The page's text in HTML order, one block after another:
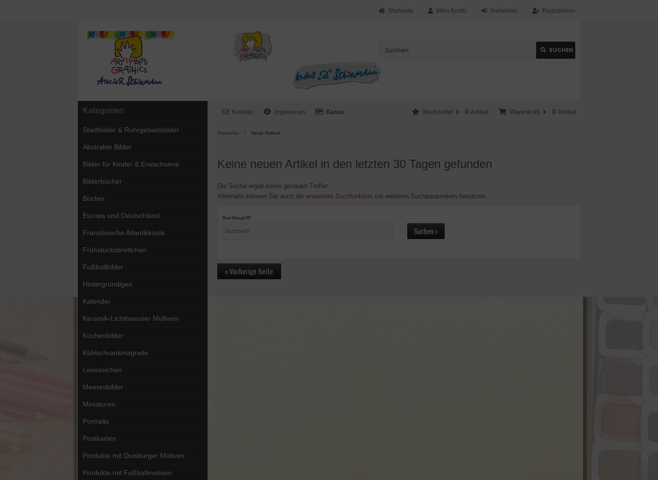
Registrieren
Anmelden
Mein Konto
Startseite
SUCHEN
Kontakt Impressum Kasse Warenkorb 0 Artikel
Merkzettel 0 Artikel
Startseite Neue Artikel
Keine neuen Artikel in den letzten 30 Tagen gefunden
Die Suche ergab keine genauen Treffer
Alternativ können Sie auch die erweiterte Suchfunktion mit weiteren Suchparametern benutzen.
Suchbegriff:
Kategorien
Stadtbilder & Ruhrgebietsbilder
Abstrakte Bilder
Bilder für Kinder & Erwachsene
Bilderbücher
Bücher
Europa und Deutschland
Französische Atlantikküste
Frühstücksbrettchen
Fußballbilder
Hintergründiges
Kalender
Keramik-Lichthaeuser Mülheim
Küchenbilder
Kühlschrankmagnete
Lesezeichen
Meeresbilder
Miniaturen
Portraits
Postkarten
Produkte mit Duisburger Motiven
Produkte mit Fußballmotiven